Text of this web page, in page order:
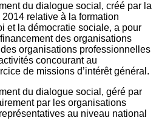
du dialogue social, créé par la
2014 relative à la formation
et la démocratie sociale, a pour
des organisations
organisations professionnelles
concourant au
de missions d’intérêt général.
du dialogue social, géré par
par les organisations
au niveau national